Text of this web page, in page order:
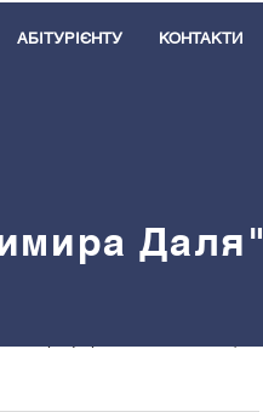
АБІТУРІЄНТУ КОНТАКТИ
Даля"